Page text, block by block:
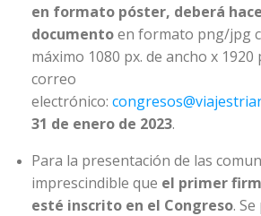
en formato póster, deberá
documentoen formato png/jpg
máximo 1080 px. de ancho x 1920
correo
electrónico:
31 de enero de 2023.
Para la presentación de las
imprescindible que el primer
esté inscrito en el Congreso.